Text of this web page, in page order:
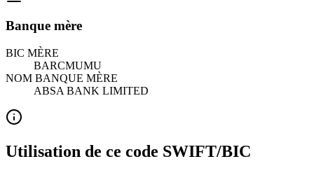
Banque mère
BIC MÈRE
BARCMUMU
NOM BANQUE MÈRE
ABSA BANK LIMITED
Utilisation de ce code SWIFT/BIC